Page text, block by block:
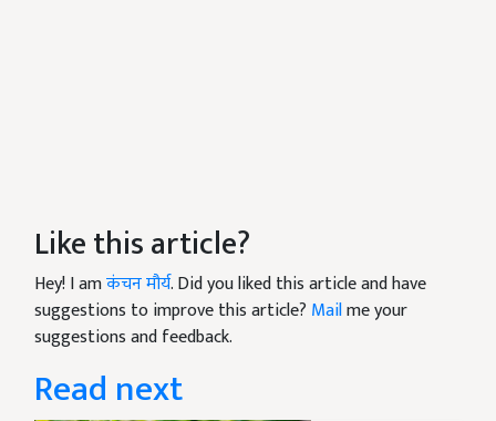
Like this article?
Hey! I amकंचन मौर्य. Did you liked this article and have
suggestions to improve this article? Mailme your
suggestions and feedback.
Read next